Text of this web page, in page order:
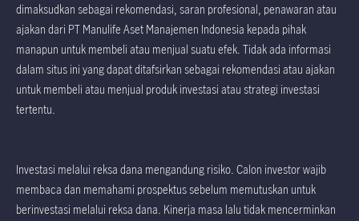
dimaksudkan sebagai rekomendasi, saran profesional, penawaran atau
ajakan dari PT Manulife Aset Manajemen Indonesia kepada pihak
manapun untuk membeli atau menjual suatu efek. Tidak ada informasi
dalam situs ini yang dapat ditafsirkan sebagai rekomendasi atau ajakan
untuk membeli atau menjual produk investasi atau strategi investasi
tertentu.
Investasi melalui reksa dana mengandung risiko. Calon investor wajib
membaca dan memahami prospektus sebelum memutuskan untuk
berinvestasi melalui reksa dana. Kinerja masa lalu tidak mencerminkan